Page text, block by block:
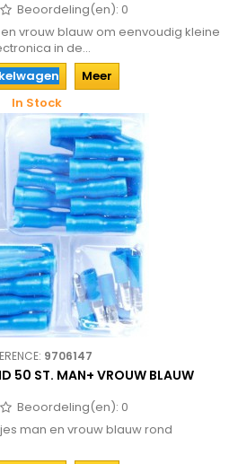
Beoordeling(en): 0
vrouw blauw om eenvoudig kleine
in de...
Meer
In Stock
9706147
50 ST. MAN+ VROUW BLAUW
Beoordeling(en): 0
man en vrouw blauw rond